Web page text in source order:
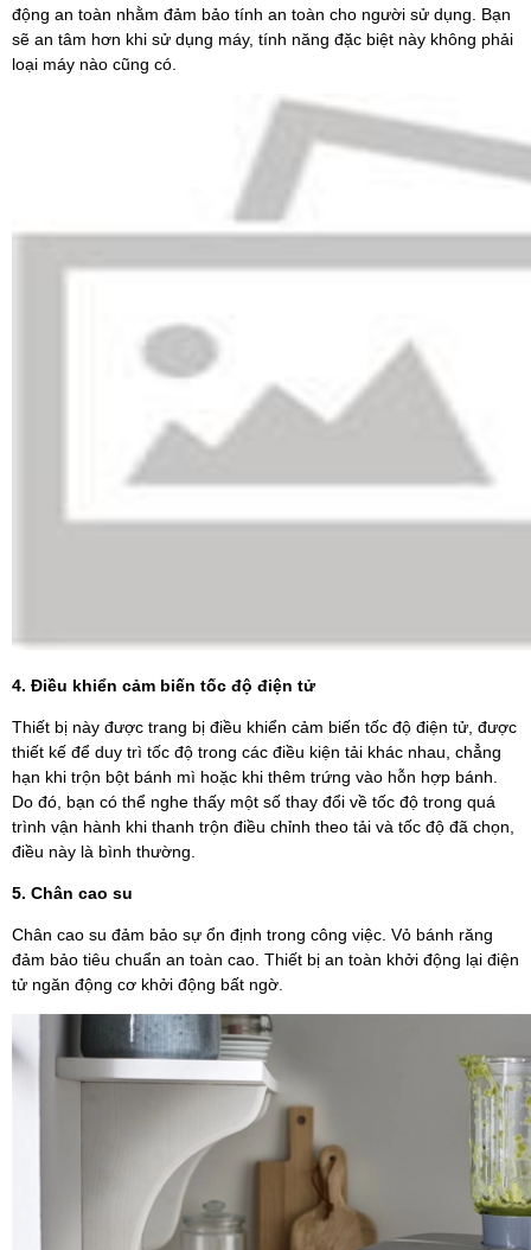
động an toàn nhằm đảm bảo tính an toàn cho người sử dụng. Bạn
sẽ an tâm hơn khi sử dụng máy, tính năng đặc biệt này không phải
loại máy nào cũng có.
4. Điều khiển cảm biến tốc độ điện tử
Thiết bị này được trang bị điều khiển cảm biến tốc độ điện tử, được
thiết kế để duy trì tốc độ trong các điều kiện tải khác nhau, chẳng
hạn khi trộn bột bánh mì hoặc khi thêm trứng vào hỗn hợp bánh.
Do đó, bạn có thể nghe thấy một số thay đổi về tốc độ trong quá
trình vận hành khi thanh trộn điều chỉnh theo tải và tốc độ đã chọn,
điều này là bình thường.
5. Chân cao su
Chân cao su đảm bảo sự ổn định trong công việc. Vỏ bánh răng
đảm bảo tiêu chuẩn an toàn cao. Thiết bị an toàn khởi động lại điện
tử ngăn động cơ khởi động bất ngờ.